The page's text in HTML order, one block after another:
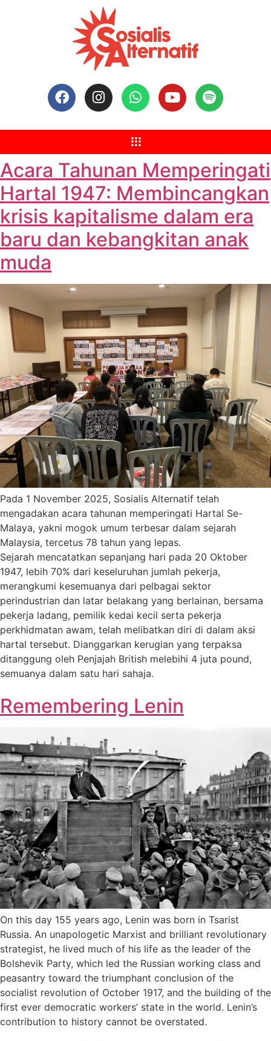
Acara Tahunan Memperingati
Hartal 1947: Membincangkan
krisis kapitalisme dalam era
baru dan kebangkitan anak
muda
Pada 1 November 2025, Sosialis Alternatif telah
mengadakan acara tahunan memperingati Hartal Se-
Malaya, yakni mogok umum terbesar dalam sejarah
Malaysia, tercetus 78 tahun yang lepas.
Sejarah mencatatkan sepanjang hari pada 20 Oktober
1947, lebih 70% dari keseluruhan jumlah pekerja,
merangkumi kesemuanya dari pelbagai sektor
perindustrian dan latar belakang yang berlainan, bersama
pekerja ladang, pemilik kedai kecil serta pekerja
perkhidmatan awam, telah melibatkan diri di dalam aksi
hartal tersebut. Dianggarkan kerugian yang terpaksa
ditanggung oleh Penjajah British melebihi 4 juta pound,
semuanya dalam satu hari sahaja.
Remembering Lenin
On this day 155 years ago, Lenin was born in Tsarist
Russia. An unapologetic Marxist and brilliant revolutionary
strategist, he lived much of his life as the leader of the
Bolshevik Party, which led the Russian working class and
peasantry toward the triumphant conclusion of the
socialist revolution of October 1917, and the building of the
first ever democratic workers’ state in the world. Lenin’s
contribution to history cannot be overstated.